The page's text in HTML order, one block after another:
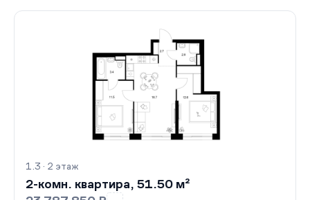
1.3 · 2 этаж
2-комн. квартира, 51.50 м²